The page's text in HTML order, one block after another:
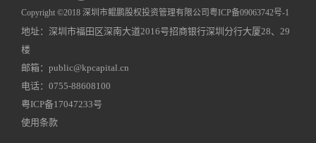
Copyright ©2018 深圳市鲲鹏股权投资管理有限公司 粤ICP备09063742号-1
网站地图犀牛云提供企业云服务
地址：深圳市福田区深南大道2016号招商银行深圳分行大厦28、29
楼
邮箱：public@kpcapital.cn
电话：0755-88608100
粤ICP备17047233号
使用条款